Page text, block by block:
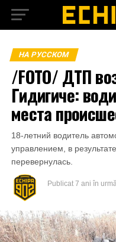
НА РУССКОМ
/FOTO/ ДТП
Гидигиче:
места
18-летний водитель
управлением, в
перевернулась.
Publicat 7 ani în